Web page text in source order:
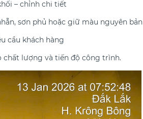
– chỉnh chi tiết
sơn phủ hoặc giữ màu nguyên bản
cầu khách hàng
lượng và tiến độ công trình.